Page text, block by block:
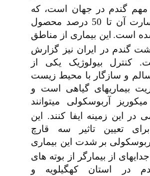
مهم گندم در جهان است، که
میزان خسارت آن تا 50 درصد محصول
است. این بیماری از مناطق
گندم در ایران نیز گزارش
کنترل بیولوژیک یکی از
و سازگار با محیط زیست
بیماری­های گیاهی است و
میکوریز آربوسکولی
می­توانند
این زمینه ایفا کنند. این
تعیین تاثیر سه قارچ
بر
شدت این بیماری
از بیمارگر از بوته­ های
در استان کهگیلویه و